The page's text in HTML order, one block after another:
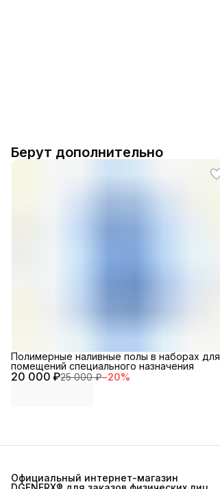
Берут дополнительно
20 000 ₽25 000 ₽−20%
Полимерные наливные полы в наборах для
помещений специального назначения
Официальный интернет-магазин